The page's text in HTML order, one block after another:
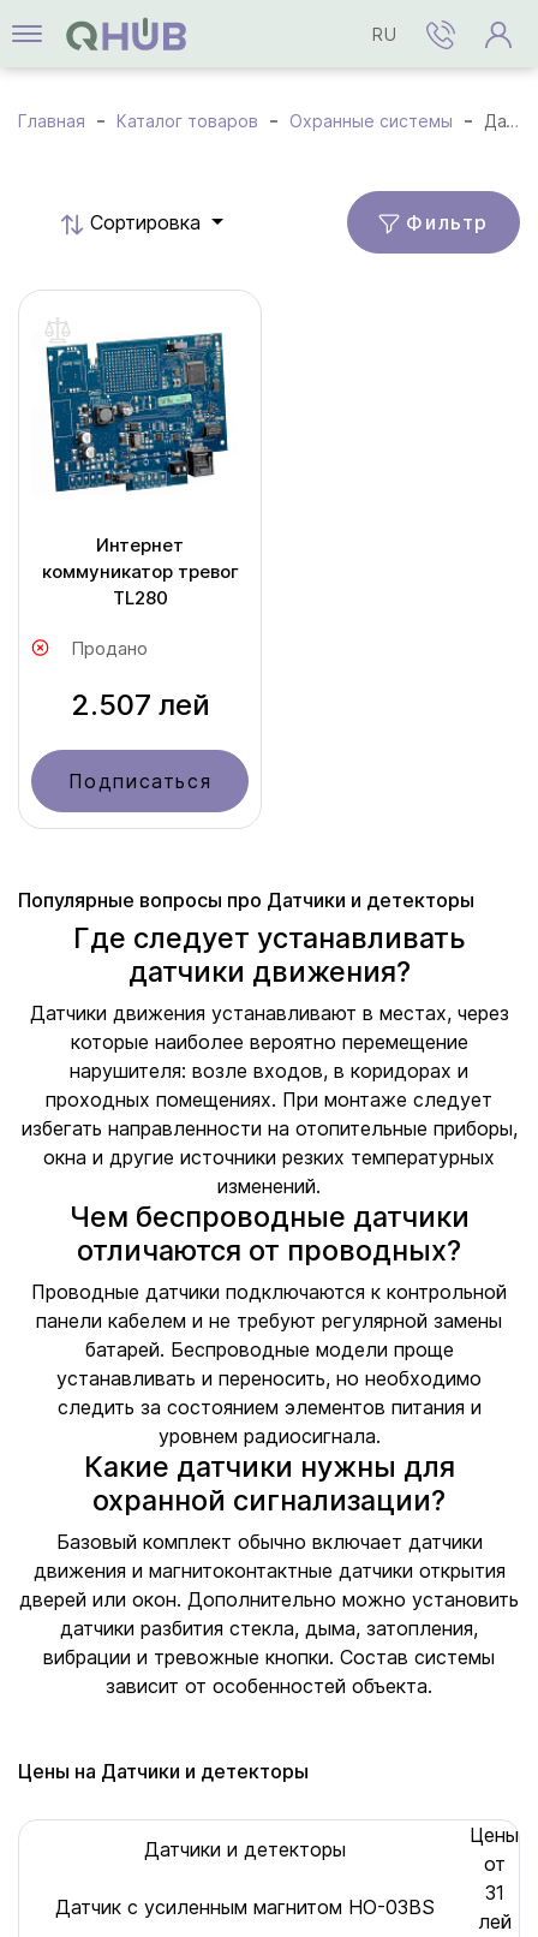
RU
Главная Каталог товаров Охранные системы Датчики и детекторы
Cортировка Фильтр
Интернет
коммуникатор тревог
TL280
Продано
2.507 лей
Подписаться
Популярные вопросы про Датчики и детекторы
Где следует устанавливать
датчики движения?
Датчики движения устанавливают в местах, через
которые наиболее вероятно перемещение
нарушителя: возле входов, в коридорах и
проходных помещениях. При монтаже следует
избегать направленности на отопительные приборы,
окна и другие источники резких температурных
изменений.
Чем беспроводные датчики
отличаются от проводных?
Проводные датчики подключаются к контрольной
панели кабелем и не требуют регулярной замены
батарей. Беспроводные модели проще
устанавливать и переносить, но необходимо
следить за состоянием элементов питания и
уровнем радиосигнала.
Какие датчики нужны для
охранной сигнализации?
Базовый комплект обычно включает датчики
движения и магнитоконтактные датчики открытия
дверей или окон. Дополнительно можно установить
датчики разбития стекла, дыма, затопления,
вибрации и тревожные кнопки. Состав системы
зависит от особенностей объекта.
Цены на Датчики и детекторы
Датчики и детекторы
Цены
от
Датчик с усиленным магнитом HO-03BS
31
лей